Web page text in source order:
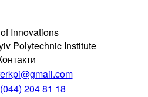
Innovations
Polytechnic Institute
204 81 18